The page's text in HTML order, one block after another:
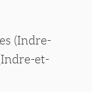
(Indre-
et-